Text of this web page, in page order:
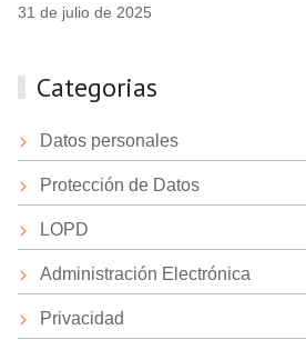
31 de julio de 2025
Categorias
Datos personales
Protección de Datos
LOPD
Administración Electrónica
Privacidad